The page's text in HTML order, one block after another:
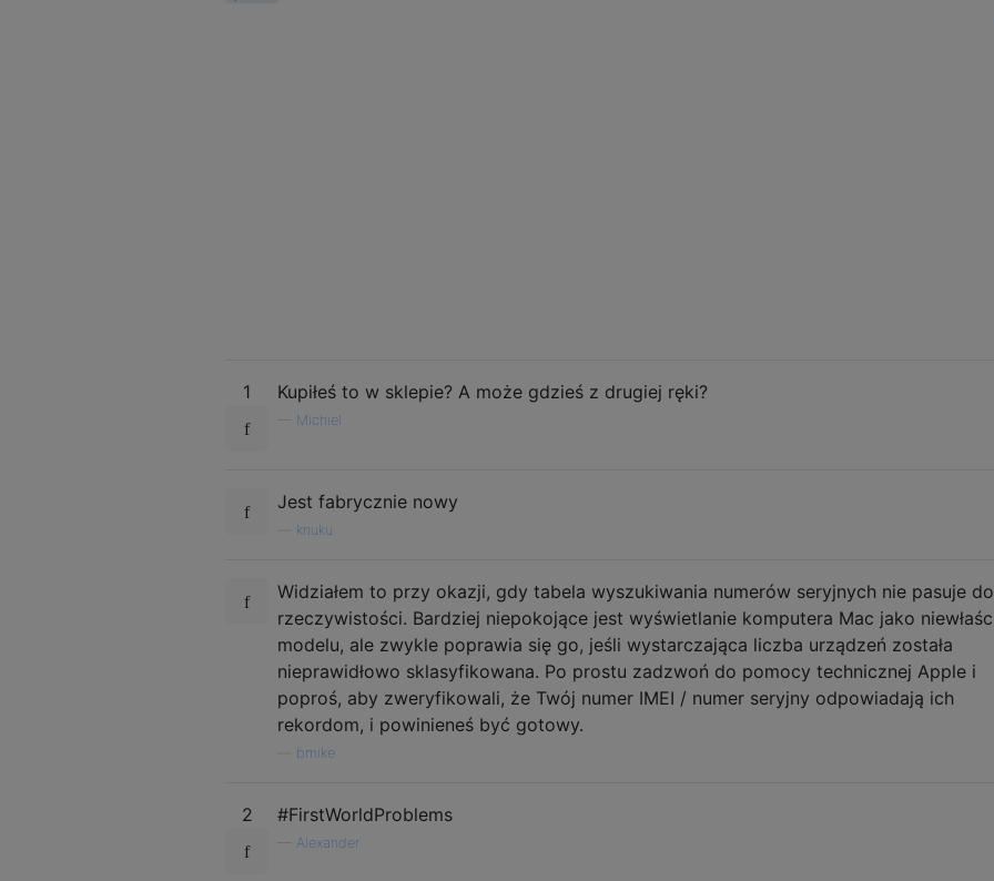
1 Kupiłeś to w sklepie? A może gdzieś z drugiej ręki?
Michiel
Jest fabrycznie nowy
knuku
Widziałem to przy okazji, gdy tabela wyszukiwania numerów seryjnych nie pasuje do
rzeczywistości. Bardziej niepokojące jest wyświetlanie komputera Mac jako
modelu, ale zwykle poprawia się go, jeśli wystarczająca liczba urządzeń została
nieprawidłowo sklasyfikowana. Po prostu zadzwoń do pomocy technicznej Apple i
poproś, aby zweryfikowali, że Twój numer IMEI / numer seryjny odpowiadają ich
rekordom, i powinieneś być gotowy.
bmike
2 #FirstWorldProblems
Alexander